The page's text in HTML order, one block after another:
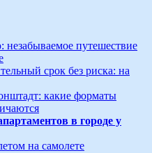
путешествие
срок без риска: на
какие форматы
в городе у
на самолете